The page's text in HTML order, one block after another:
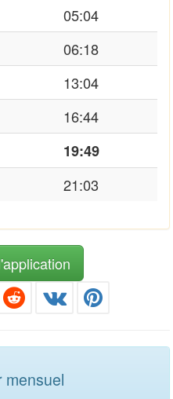
05:04
06:18
13:04
16:44
19:49
21:03
mensuel